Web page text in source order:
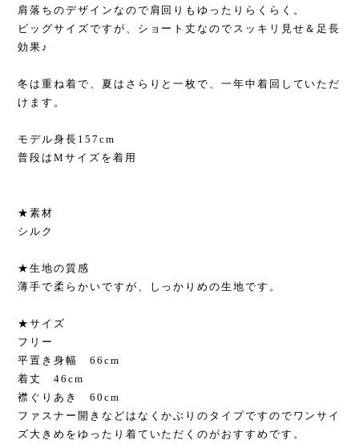
肩落ちのデザインなので肩回りもゆったりらくらく。
ビッグサイズですが、ショート丈なのでスッキリ見せ＆足長
効果♪
冬は重ね着で、夏はさらりと一枚で、一年中着回していただ
けます。
モデル身長157cm
普段はMサイズを着用
★素材
シルク
★生地の質感
薄手で柔らかいですが、しっかりめの生地です。
★サイズ
フリー
平置き身幅 66cm
着丈 46cm
襟ぐりあき 60cm
ファスナー開きなどはなくかぶりのタイプですのでワンサイ
ズ大きめをゆったり着ていただくのがおすすめです。